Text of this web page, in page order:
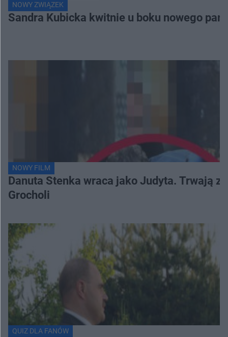
NOWY ZWIĄZEK
Sandra Kubicka kwitnie u boku nowego
NOWY FILM
Danuta Stenka wraca jako Judyta. Trwają
Grocholi
QUIZ DLA FANÓW